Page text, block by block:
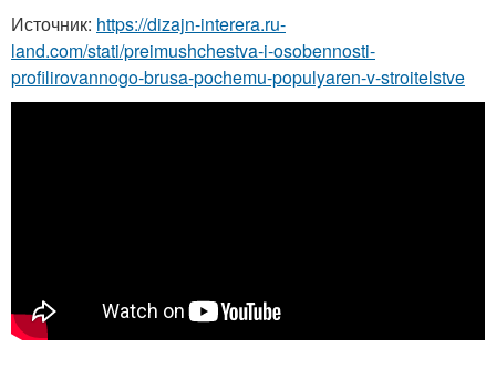
Источник: https://dizajn-interera.ru-
land.com/stati/preimushchestva-i-osobennosti-
profilirovannogo-brusa-pochemu-populyaren-v-stroitelstve